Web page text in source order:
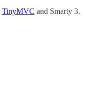
TinyMVC and Smarty 3.